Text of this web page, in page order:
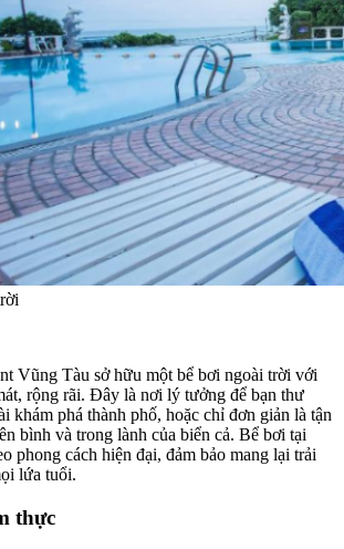
Vũng Tàu sở hữu một bể bơi ngoài trời với
rộng rãi. Đây là nơi lý tưởng để bạn thư
khám phá thành phố, hoặc chỉ đơn giản là tận
bình và trong lành của biển cả. Bể bơi tại
phong cách hiện đại, đảm bảo mang lại trải
lứa tuổi.
thực